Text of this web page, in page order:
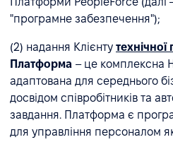
"програмне забезпечення");
(2) надання Клієнту технічної
Платформа – це комплексна
адаптована для середнього
досвідом співробітників та
завдання. Платформа є
для управління персоналом